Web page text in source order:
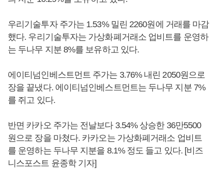
우리기술투자 주가는 1.53% 밀린 2260원에 거래를 마감
했다. 우리기술투자는 가상화폐거래소 업비트를 운영하
는 두나무 지분 8%를 보유하고 있다.
에이티넘인베스트먼트 주가는 3.76% 내린 2050원으로
장을 끝냈다. 에이티넘인베스트먼트는 두나무 지분 7%
를 쥐고 있다.
반면 카카오 주가는 전날보다 3.54% 상승한 36만5500
원으로 장을 마쳤다. 카카오는 가상화폐거래소 업비트
를 운영하는 두나무 지분을 8.1% 정도 들고 있다. [비즈
니스포스트 윤종학 기자]